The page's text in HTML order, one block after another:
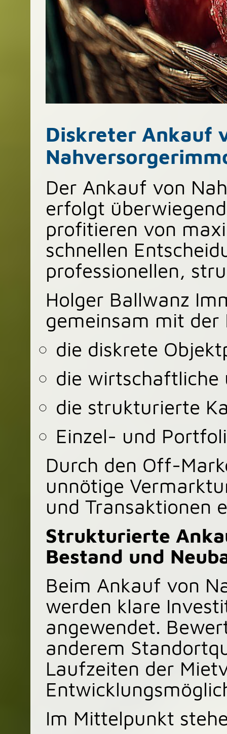
Diskreter Ankauf
Der Ankauf von
erfolgt
profitieren von
schnellen
professionellen,
Holger Ballwanz
gemeinsam mit der
die diskrete
die wirtschaftliche
die strukturierte
Einzel- und
Durch den Off-
unnötige
und Transaktionen
Strukturierte
Bestand und
Beim Ankauf von
werden klare
angewendet.
anderem
Laufzeiten der
Im Mittelpunkt